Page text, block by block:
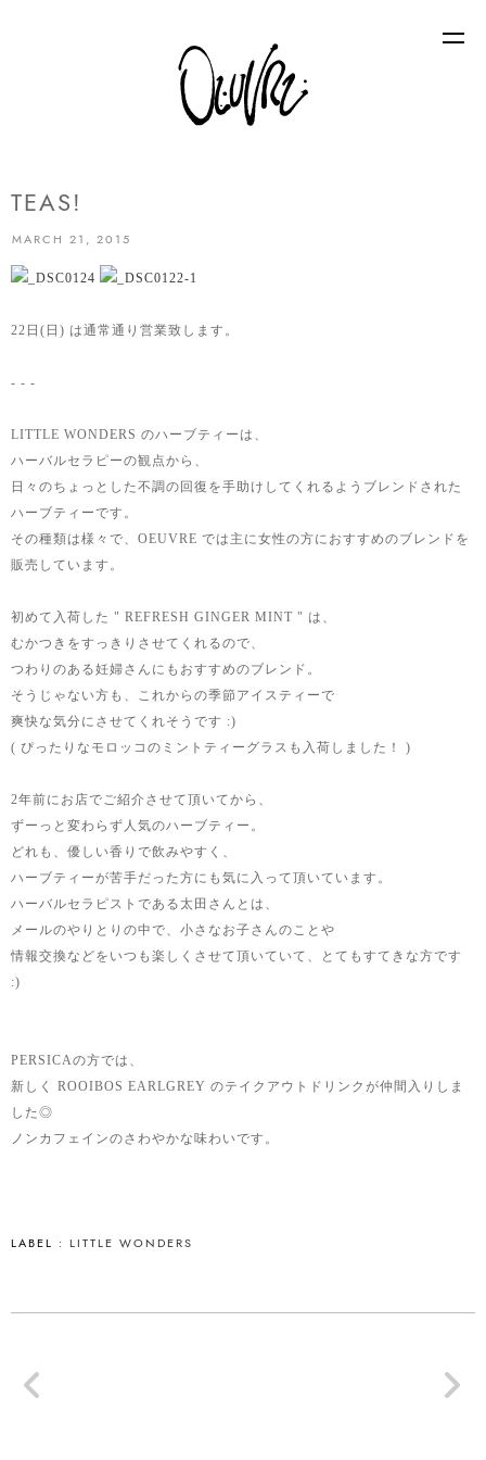
TEAS!
MARCH 21, 2015
22日(日) は通常通り営業致します。
- - -
LITTLE WONDERS のハーブティーは、
ハーバルセラピーの観点から、
日々のちょっとした不調の回復を手助けしてくれるようブレンドされた
ハーブティーです。
その種類は様々で、OEUVRE では主に女性の方におすすめのブレンドを
販売しています。
初めて入荷した " REFRESH GINGER MINT " は、
むかつきをすっきりさせてくれるので、
つわりのある妊婦さんにもおすすめのブレンド。
そうじゃない方も、これからの季節アイスティーで
爽快な気分にさせてくれそうです :)
( ぴったりなモロッコのミントティーグラスも入荷しました！ )
2年前にお店でご紹介させて頂いてから、
ずーっと変わらず人気のハーブティー。
どれも、優しい香りで飲みやすく、
ハーブティーが苦手だった方にも気に入って頂いています。
ハーバルセラピストである太田さんとは、
メールのやりとりの中で、小さなお子さんのことや
情報交換などをいつも楽しくさせて頂いていて、とてもすてきな方です
:)
PERSICAの方では、
新しく ROOIBOS EARLGREY のテイクアウトドリンクが仲間入りしま
した◎
ノンカフェインのさわやかな味わいです。
LABEL : LITTLE WONDERS